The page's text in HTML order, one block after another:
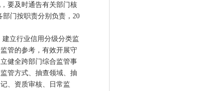
要及时通告有关部门核
门按职责分别负责，20
立行业信用分级分类监
管的参考，有效开展守
健全跨部门综合监管事
管方式、抽查领域、抽
、资质审核、日常监